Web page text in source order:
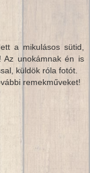
a mikulásos sütid,
Az unokámnak én is
küldök róla fotót.
remekműveket!